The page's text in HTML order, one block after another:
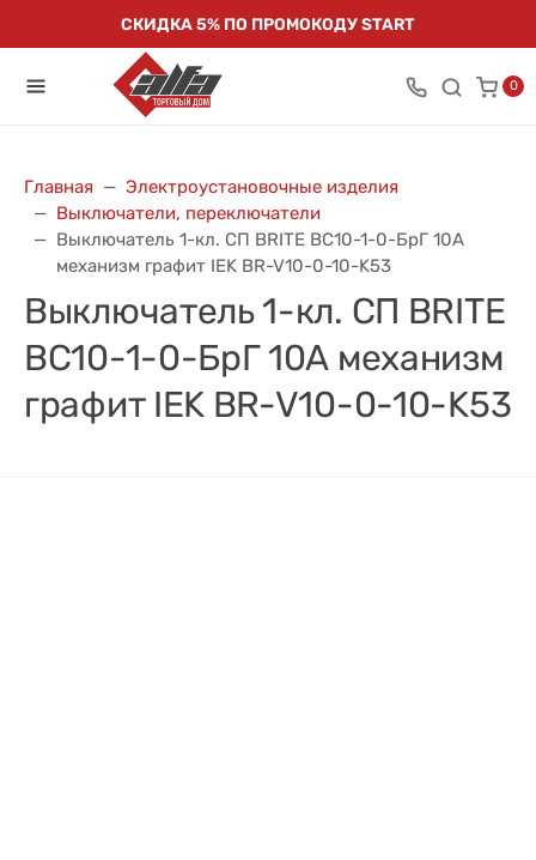
СКИДКА 5% ПО ПРОМОКОДУ START
0
Главная
Электроустановочные изделия
Выключатели, переключатели
Выключатель 1-кл. СП BRITE ВС10-1-0-БрГ 10А
механизм графит IEK BR-V10-0-10-K53
Выключатель 1-кл. СП BRITE
ВС10-1-0-БрГ 10А механизм
графит IEK BR-V10-0-10-K53